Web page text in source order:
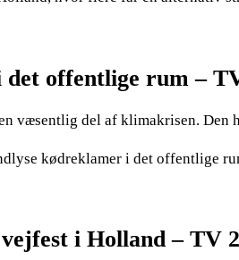
offentlige rum –
væsentlig del af klimakrisen.
kødreklamer i det offentlige
i Holland – TV 2